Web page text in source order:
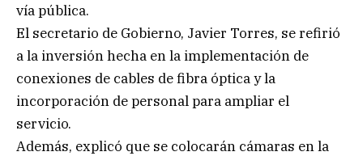
vía pública.
El secretario de Gobierno, Javier Torres, se refirió
a la inversión hecha en la implementación de
conexiones de cables de fibra óptica y la
incorporación de personal para ampliar el
servicio.
Además, explicó que se colocarán cámaras en la